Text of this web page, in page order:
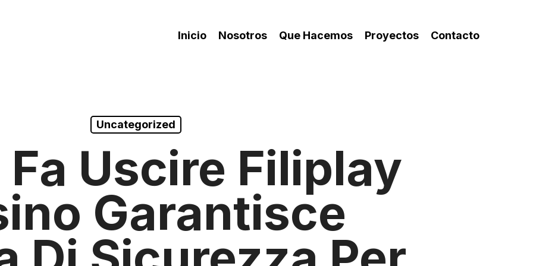
Inicio Nosotros Que Hacemos Proyectos Contacto
Uncategorized
Fa Uscire Filiplay
Garantisce